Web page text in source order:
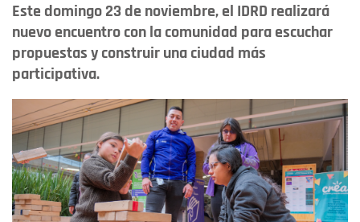
Este domingo 23 de noviembre, el IDRD realizará
nuevo encuentro con la comunidad para escuchar
propuestas y construir una ciudad más
participativa.